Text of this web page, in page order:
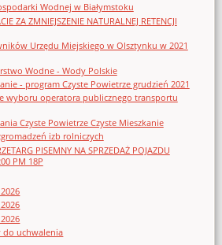
Wodnej w Białymstoku
ZA ZMNIEJSZENIE NATURALNEJ RETENCJI
Urzędu Miejskiego w Olsztynku w 2021
Wodne - Wody Polskie
- program Czyste Powietrze grudzień 2021
wyboru operatora publicznego transportu
Czyste Powietrze Czyste Mieszkanie
izb rolniczych
PISEMNY NA SPRZEDAŻ POJAZDU
PM 18P
do uchwalenia